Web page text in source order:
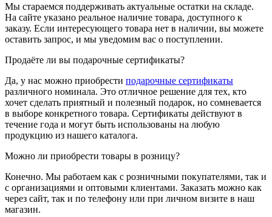
Мы стараемся поддерживать актуальные остатки на складе.
На сайте указано реальное наличие товара, доступного к
заказу. Если интересующего товара нет в наличии, вы можете
оставить запрос, и мы уведомим вас о поступлении.
Продаёте ли вы подарочные сертификаты?
Да, у нас можно приобрести подарочные сертификаты
различного номинала. Это отличное решение для тех, кто
хочет сделать приятный и полезный подарок, но сомневается
в выборе конкретного товара. Сертификаты действуют в
течение года и могут быть использованы на любую
продукцию из нашего каталога.
Можно ли приобрести товары в розницу?
Конечно. Мы работаем как с розничными покупателями, так и
с организациями и оптовыми клиентами. Заказать можно как
через сайт, так и по телефону или при личном визите в наш
магазин.